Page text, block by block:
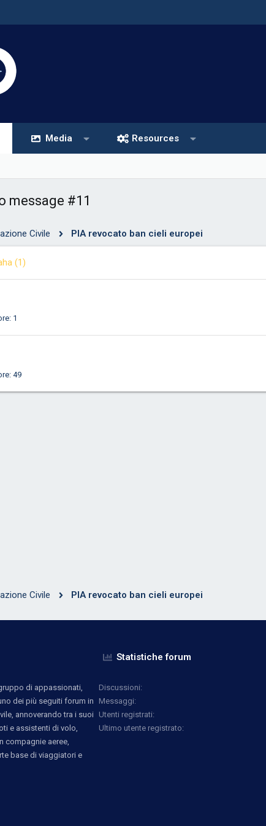
Media Resources
message #11
Civile PIA revocato ban cieli europei
(1)
1
49
Civile PIA revocato ban cieli europei
di appassionati,
dei più seguiti forum in
annoverando tra i suoi
e assistenti di volo,
compagnie aeree,
base di viaggiatori e
Statistiche forum
Discussioni
Messaggi
Utenti registrati
Ultimo utente registrato